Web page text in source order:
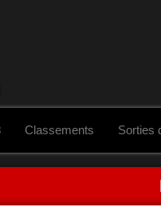
Classements Sorties